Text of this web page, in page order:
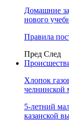
Домашние
нового
Правила
Пред След
Хлопок
челнинской
5-летний
казанской